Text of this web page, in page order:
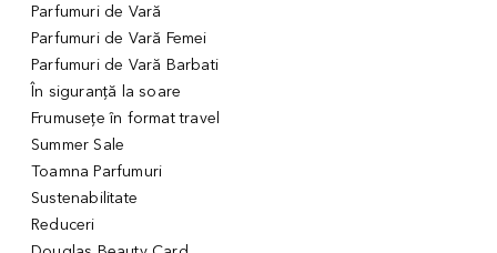
Parfumuri de Vară
Parfumuri de Vară Femei
Parfumuri de Vară Barbati
În siguranță la soare
Frumusețe în format travel
Summer Sale
Toamna Parfumuri
Sustenabilitate
Reduceri